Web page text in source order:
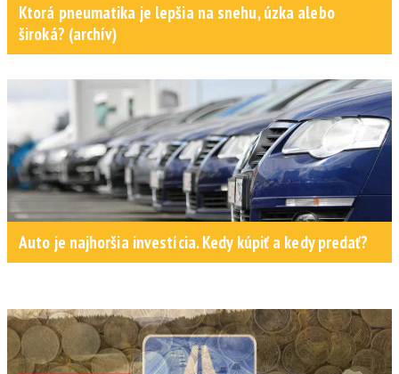
Ktorá pneumatika je lepšia na snehu, úzka alebo
široká? (archív)
Auto je najhoršia investícia. Kedy kúpiť a kedy predať?